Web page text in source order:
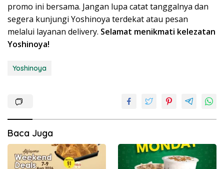
promo ini bersama. Jangan lupa catat tanggalnya dan
segera kunjungi Yoshinoya terdekat atau pesan
melalui layanan delivery. Selamat menikmati kelezatan
Yoshinoya!
Yoshinoya
Baca Juga